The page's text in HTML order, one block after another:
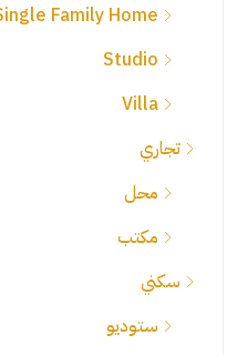
Single Family Home
Studio
Villa
تجاري
محل
مكتب
سكني
ستوديو